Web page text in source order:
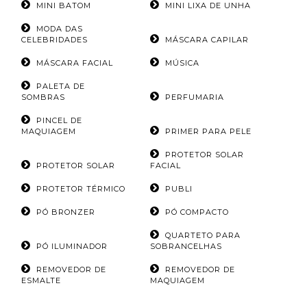
MINI BATOM MINI LIXA DE UNHA
MODA DAS
CELEBRIDADES
MÁSCARA CAPILAR
MÁSCARA FACIAL MÚSICA
PALETA DE
SOMBRAS
PERFUMARIA
PINCEL DE
MAQUIAGEM
PRIMER PARA PELE
PROTETOR SOLAR
PROTETOR SOLAR
FACIAL
PROTETOR TÉRMICO PUBLI
PÓ BRONZER PÓ COMPACTO
PÓ ILUMINADOR
QUARTETO PARA
SOBRANCELHAS
REMOVEDOR DE
ESMALTE
REMOVEDOR DE
MAQUIAGEM